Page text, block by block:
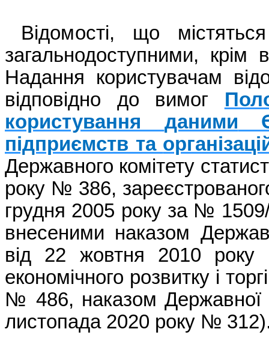
Відомості, що містяться
загальнодоступними, крім
Надання
користувачам
відповідно до вимог
користування
даними
підприємств та
Державного комітету
року № 386,
грудня 2005 року за №
внесеними наказом
від 22 жовтня 2010
економічного розвиткуі
№ 486, наказомДержавної
листопада 2020 року №